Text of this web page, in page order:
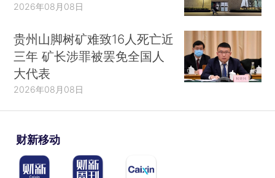
2026年08月08日
贵州山脚树矿难致16人死亡近
三年 矿长涉罪被罢免全国人
大代表
2026年08月08日
财新移动